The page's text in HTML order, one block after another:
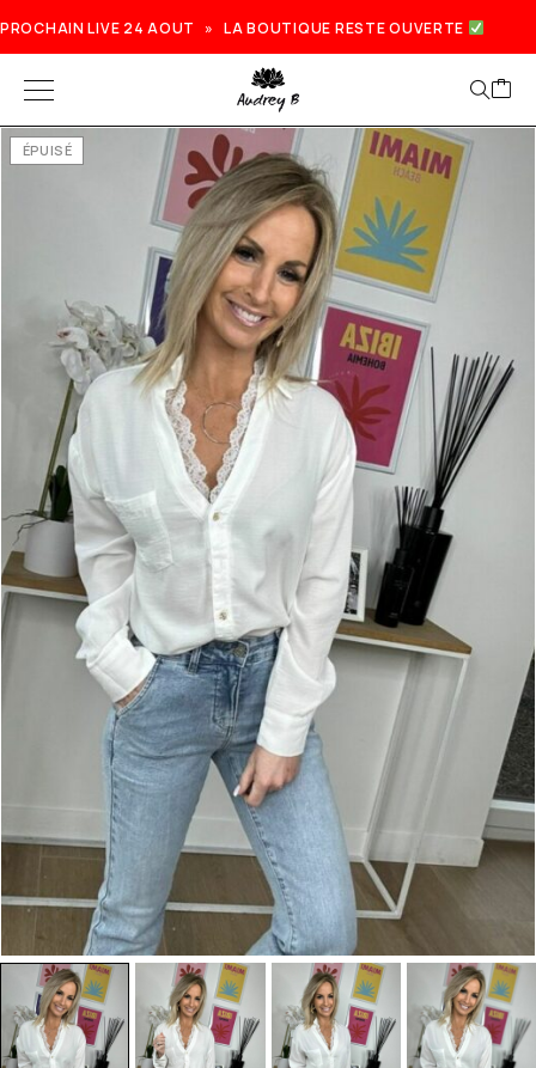
PROCHAIN LIVE 24 AOUT » LA BOUTIQUE RESTE OUVERTE
ÉPUISÉ